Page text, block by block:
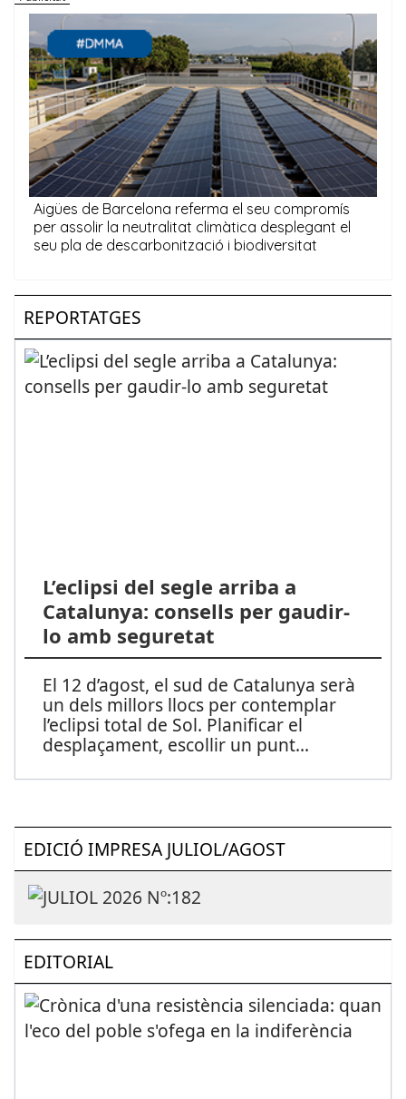
REPORTATGES
L’eclipsi del segle arriba a
Catalunya: consells per gaudir-
lo amb seguretat
El 12 d’agost, el sud de Catalunya serà
un dels millors llocs per contemplar
l’eclipsi total de Sol. Planificar el
desplaçament, escollir un punt...
EDICIÓ IMPRESA JULIOL/AGOST
EDITORIAL